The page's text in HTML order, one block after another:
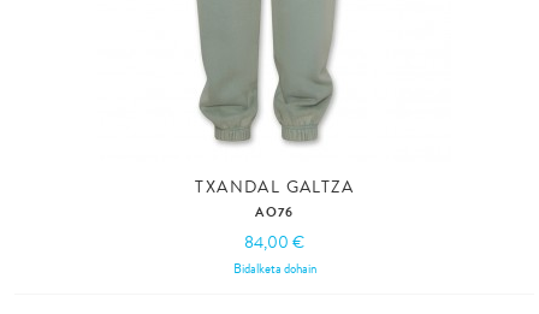
TXANDAL GALTZA
AO76
84,00 €
Bidalketa dohain